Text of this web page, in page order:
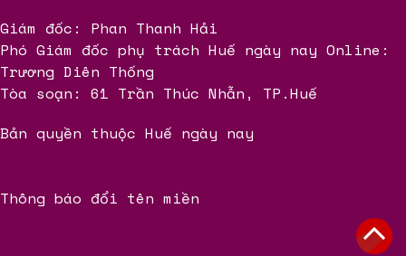
Giám đốc: Phan Thanh Hải
Phó Giám đốc phụ trách Huế ngày nay Online:
Trương Diên Thống
Tòa soạn: 61 Trần Thúc Nhẫn, TP.Huế
Bản quyền thuộc Huế ngày nay
Thông báo đổi tên miền